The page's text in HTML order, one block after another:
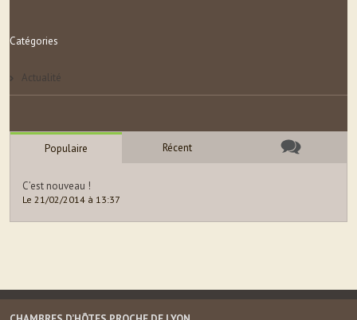
Catégories
Actualité
Populaire Récent
C’est nouveau !
Le 21/02/2014 à 13:37